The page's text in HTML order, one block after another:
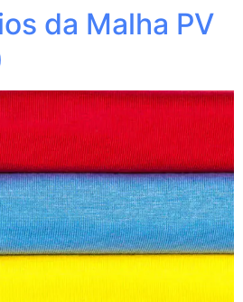
da Malha PV